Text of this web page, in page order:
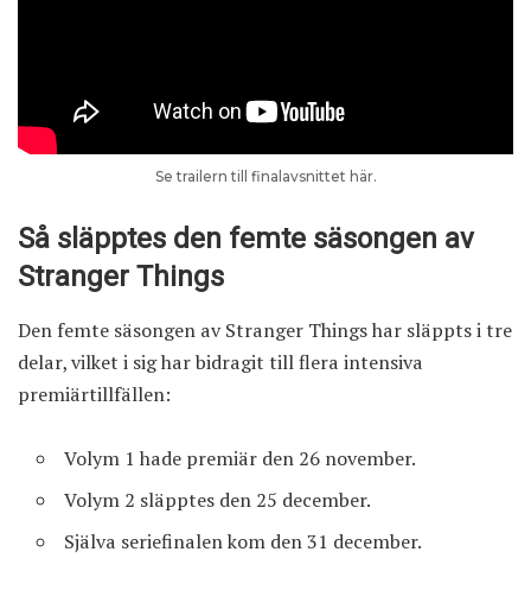
Se trailern till finalavsnittet här.
Så släpptes den femte säsongen av
Stranger Things
Den femte säsongen av Stranger Things har släppts i tre
delar, vilket i sig har bidragit till flera intensiva
premiärtillfällen:
Volym 1 hade premiär den 26 november.
Volym 2 släpptes den 25 december.
Själva seriefinalen kom den 31 december.